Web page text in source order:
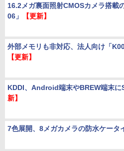
16.2メガ裏面照射CMOSカメラ搭
06」
【更新】
外部メモリも非対応、法人向け「
【更新】
KDDI、Android端末やBREW端末に
新】
7色展開、8メガカメラの防水ケータ